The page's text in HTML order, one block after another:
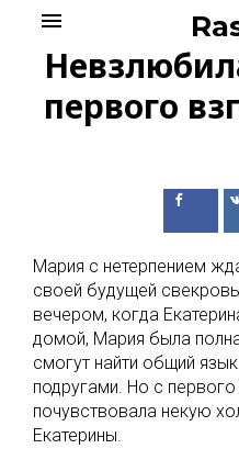
content
menu
первого
Мария с нетерпением
своей будущей
вечером, когда
домой, Мария была
смогут найти общий
подругами. Но с
почувствовала некую
Екатерины.